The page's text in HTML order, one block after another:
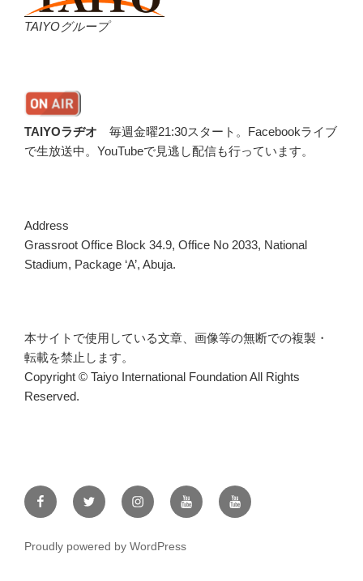
TAIYOグループ
TAIYOラヂオ 毎週金曜21:30スタート。Facebookライブ
で生放送中。YouTubeで見逃し配信も行っています。
Address
Grassroot Office Block 34.9, Office No 2033, National
Stadium, Package ‘A’, Abuja.
本サイトで使用している文章、画像等の無断での複製・
転載を禁止します。
Copyright © Taiyo International Foundation All Rights
Reserved.
FacebookTwitter InstagramYouTube KANGEN
WATER
Proudly powered by WordPress